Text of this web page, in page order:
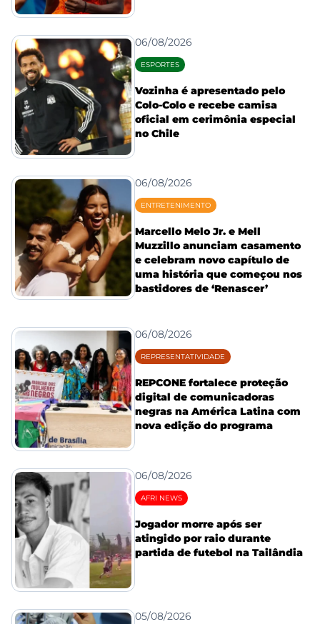
06/08/2026
ESPORTES
Vozinha é apresentado pelo
Colo-Colo e recebe camisa
oficial em cerimônia especial
no Chile
06/08/2026
ENTRETENIMENTO
Marcello Melo Jr. e Mell
Muzzillo anunciam casamento
e celebram novo capítulo de
uma história que começou nos
bastidores de ‘Renascer’
06/08/2026
REPRESENTATIVIDADE
REPCONE fortalece proteção
digital de comunicadoras
negras na América Latina com
nova edição do programa
06/08/2026
AFRI NEWS
Jogador morre após ser
atingido por raio durante
partida de futebol na Tailândia
05/08/2026